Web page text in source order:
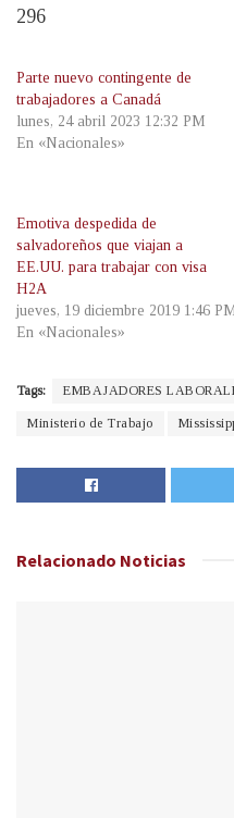
296
Parte nuevo contingente de
trabajadores a Canadá
lunes, 24 abril 2023 12:32 PM
En «Nacionales»
Emotiva despedida de
salvadoreños que viajan a
EE.UU. para trabajar con visa
H2A
jueves, 19 diciembre 2019 1:46
En «Nacionales»
Tags: EMBAJADORES
Ministerio de Trabajo
Relacionado Noticias